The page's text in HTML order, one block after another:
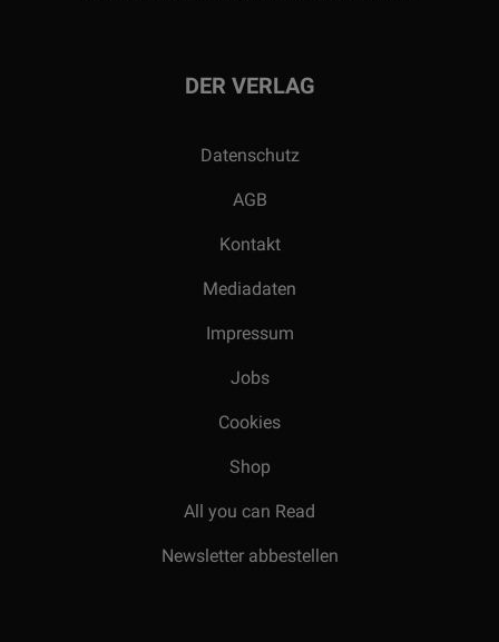
DER VERLAG
Datenschutz
AGB
Kontakt
Mediadaten
Impressum
Jobs
Cookies
Shop
All you can Read
Newsletter abbestellen